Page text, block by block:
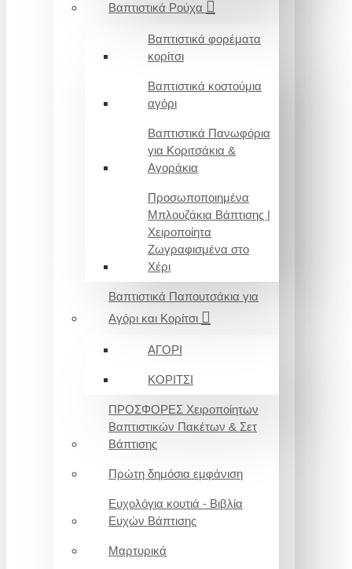
Βαπτιστικά Ρούχα
Βαπτιστικά φορέματα
κορίτσι
Βαπτιστικά κοστούμια
αγόρι
Βαπτιστικά Πανωφόρια
για Κοριτσάκια &
Αγοράκια
Προσωποποιημένα
Μπλουζάκια Βάπτισης |
Χειροποίητα
Ζωγραφισμένα στο
Χέρι
Βαπτιστικά Παπουτσάκια για
Αγόρι και Κορίτσι
ΑΓΟΡΙ
ΚΟΡΙΤΣΙ
ΠΡΟΣΦΟΡΕΣ Χειροποίητων
Βαπτιστικών Πακέτων & Σετ
Βάπτισης
Πρώτη δημόσια εμφάνιση
Ευχολόγια κουτιά - Βιβλία
Ευχών Βάπτισης
Μαρτυρικά